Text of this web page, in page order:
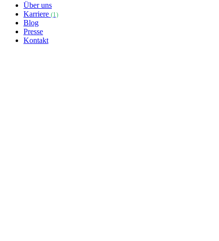
Über uns
Karriere (1)
Blog
Presse
Kontakt